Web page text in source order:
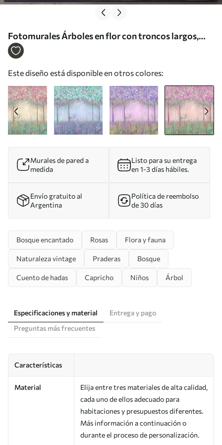
Fotomurales Árboles en flor con troncos largos,
ciervos entre los árboles Nr. u62100v3
Este diseño está disponible en otros colores:
Murales de pared a
medida
Listo para su entrega
en 1-3 días hábiles.
Envío gratuito al
Argentina
Política de reembolso
de 30 días
Bosque encantado Rosas Flora y fauna
Naturaleza vintage Praderas Bosque
Cuento de hadas Capricho Niños Árbol
Especificaciones y material
Entrega y pago
Preguntas más frecuentes
Características
Material
Elija entre tres materiales de alta calidad,
cada uno de ellos adecuado para
habitaciones y presupuestos diferentes.
Más información a continuación o
durante el proceso de personalización.